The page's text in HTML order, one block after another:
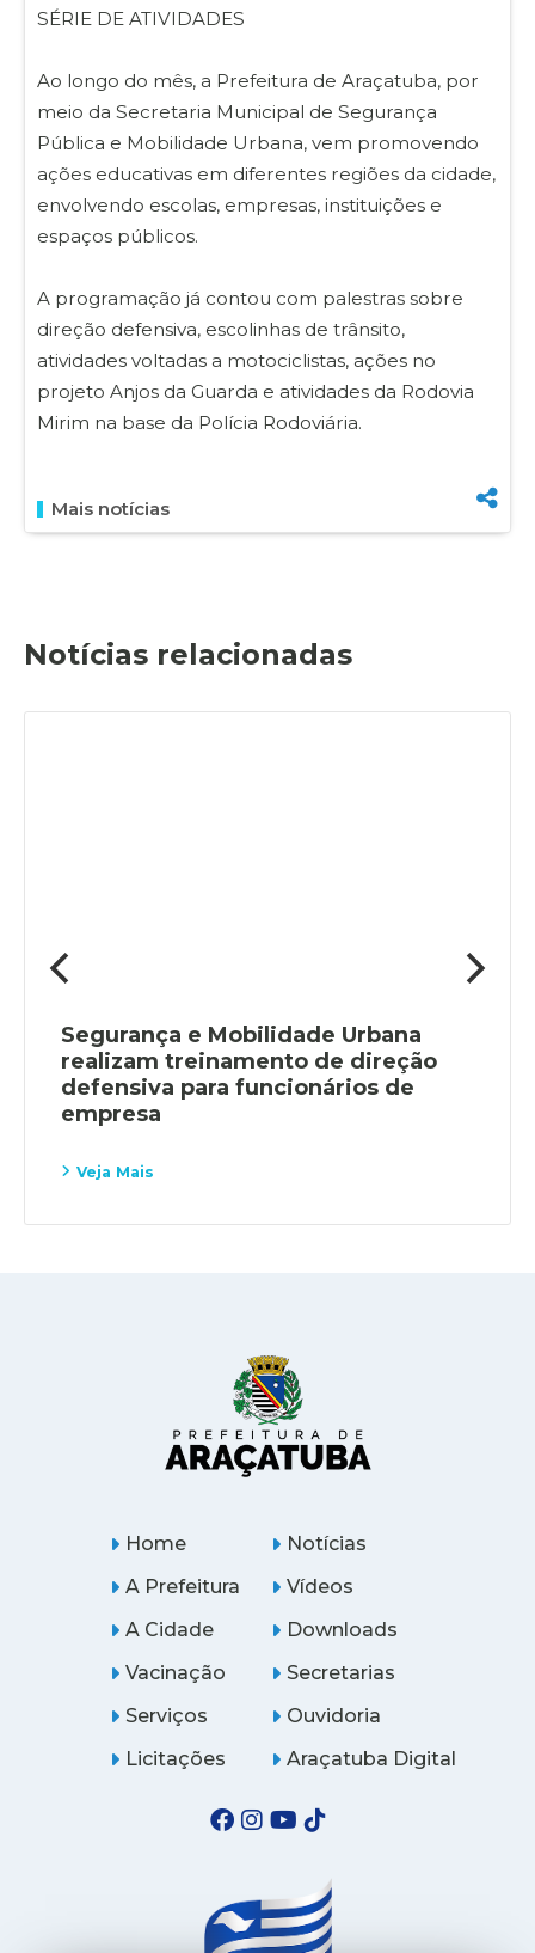
SÉRIE DE ATIVIDADES
Ao longo do mês, a Prefeitura de Araçatuba, por
meio da Secretaria Municipal de Segurança
Pública e Mobilidade Urbana, vem promovendo
ações educativas em diferentes regiões da cidade,
envolvendo escolas, empresas, instituições e
espaços públicos.
A programação já contou com palestras sobre
direção defensiva, escolinhas de trânsito,
atividades voltadas a motociclistas, ações no
projeto Anjos da Guarda e atividades da Rodovia
Mirim na base da Polícia Rodoviária.
Mais notícias
Notícias relacionadas
Segurança e Mobilidade Urbana
realizam treinamento de direção
defensiva para funcionários de
empresa
Veja Mais
Home
A Prefeitura
A Cidade
Notícias
Vídeos
Downloads
Vacinação
Serviços
Licitações
Secretarias
Ouvidoria
Araçatuba Digital